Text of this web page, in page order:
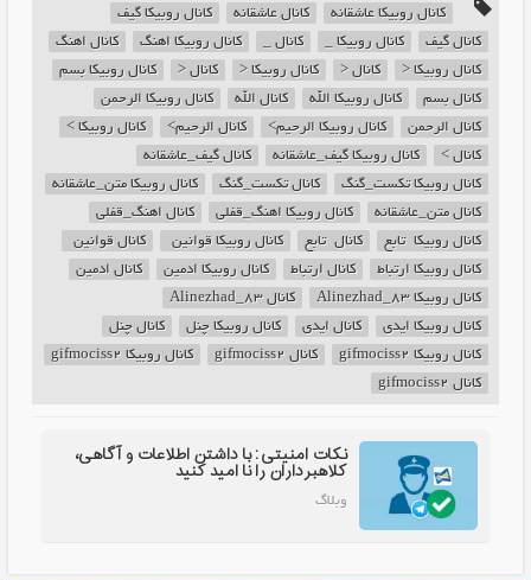
کانال روبیکا عاشقانه کانال عاشقانه
کانال روبیکا گیف
کانال گیف
کانال روبیکا _ کانال _ کانال روبیکا اهنگ
کانال اهنگ
کانال روبیکا <
کانال < کانال روبیکا < کانال <
کانال روبیکا بسم
کانال بسم
کانال روبیکا الله کانال الله
کانال روبیکا الرحمن
کانال الرحمن
کانال روبیکا الرحیم> کانال الرحیم>
کانال روبیکا >
کانال >
کانال روبیکا گیف_عاشقانه
کانال گیف_عاشقانه
کانال روبیکا تکست_گنگ
کانال تکست_گنگ
کانال روبیکا متن_عاشقانه
کانال متن_عاشقانه
کانال روبیکا اهنگ_قفلی
کانال اهنگ_قفلی
کانال روبیکا *تابع
کانال *تابع کانال روبیکا قوانین*
کانال قوانین*
کانال روبیکا ارتباط
کانال ارتباط کانال روبیکا ادمین
کانال ادمین
کانال روبیکا Alinezhad_83
کانال Alinezhad_83
کانال روبیکا ایدی
کانال ایدی کانال روبیکا چنل
کانال چنل
کانال روبیکا gifmociss2
کانال gifmociss2
کانال روبیکا gifmociss2
کانال gifmociss2
نکات امنیتی: با داشتن اطلاعات و آگاهی،
کلاهبرداران را نا امید کنید
وبلاگ